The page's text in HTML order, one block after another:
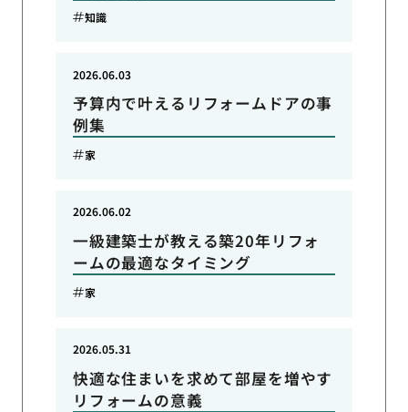
知識
予算内で叶えるリフォームドアの事
例集
2026.06.03
家
一級建築士が教える築20年リフォ
ームの最適なタイミング
2026.06.02
家
快適な住まいを求めて部屋を増やす
リフォームの意義
2026.05.31